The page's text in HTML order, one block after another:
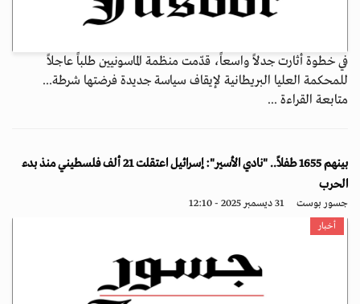
في خطوة أثارت جدلاً واسعاً، قدّمت منظمة الماسونيين طلباً عاجلاً
للمحكمة العليا البريطانية لإيقاف سياسة جديدة فرضتها شرطة...
متابعة القراءة ...
بينهم 1655 طفلاً.. "نادي الأسير": إسرائيل اعتقلت 21 ألف فلسطيني منذ بدء
الحرب
جسور بوست 31 ديسمبر 2025 - 12:10
أخبار